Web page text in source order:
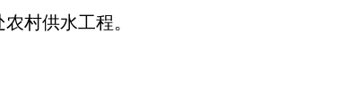
农村供水工程。